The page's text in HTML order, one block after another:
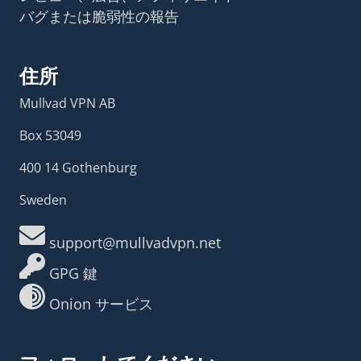
バグまたは脆弱性の報告
住所
Mullvad VPN AB
Box 53049
400 14 Gothenburg
Sweden
support@mullvadvpn.net
GPG 鍵
Onion サービス